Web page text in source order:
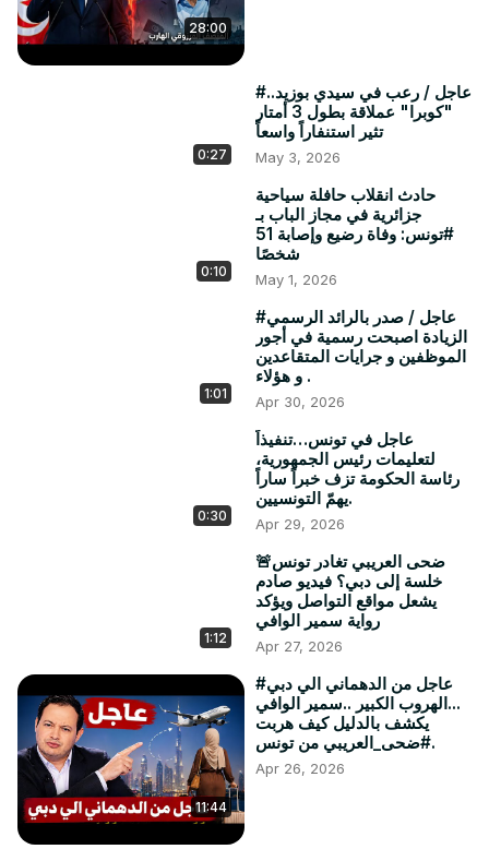
28:00
0:27
#عاجل / رعب في سيدي بوزيد..
"كوبرا" عملاقة بطول 3 أمتار
تثير استنفاراً واسعاً
May 3, 2026
0:10
حادث انقلاب حافلة سياحية
جزائرية في مجاز الباب بـ
#تونس: وفاة رضيع وإصابة 51
شخصًا
May 1, 2026
1:01
#عاجل / صدر بالرائد الرسمي
الزيادة اصبحت رسمية في أجور
الموظفين و جرايات المتقاعدين
و هؤلاء .
Apr 30, 2026
0:30
عاجل في تونس…تنفيذاً
لتعليمات رئيس الجمهورية،
رئاسة الحكومة تزف خبراً ساراً
يهمّ التونسيين.
Apr 29, 2026
1:12
🚨ضحى العريبي تغادر تونس
خلسة إلى دبي؟ فيديو صادم
يشعل مواقع التواصل ويؤكد
رواية سمير الوافي
Apr 27, 2026
11:44
#عاجل من الدهماني الي دبي
...الهروب الكبير ..سمير الوافي
يكشف بالدليل كيف هربت
#ضحى_العريبي من تونس.
Apr 26, 2026